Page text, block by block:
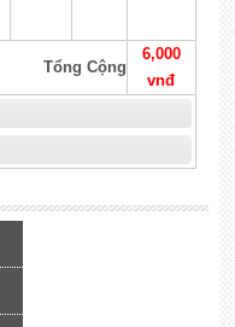
Tổng Cộng
6,000
vnđ